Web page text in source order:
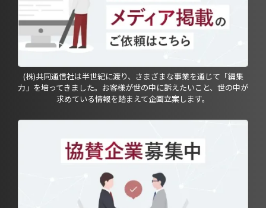
(株)共同通信社は半世紀に渡り、さまざまな事業を通じて「編集
力」を培ってきました。お客様が世の中に訴えたいこと、世の中が
求めている情報を踏まえて企画立案します。